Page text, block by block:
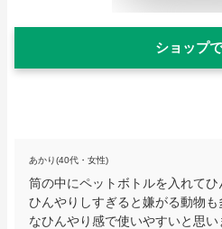
ショップ
あかり(40代・女性)
筒の中にペットボトルを入れてひ
ひんやりしすぎると嫌がる動物
なひんやり感で使いやすいと思い